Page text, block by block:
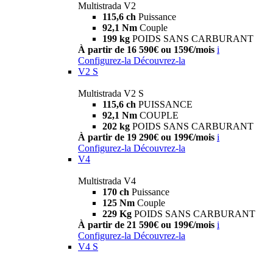
Multistrada V2
115,6 ch Puissance
92,1 Nm Couple
199 kg POIDS SANS CARBURANT
À partir de 16 590€ ou 159€/mois i
Configurez-la Découvrez-la
V2 S
Multistrada V2 S
115,6 ch PUISSANCE
92,1 Nm COUPLE
202 kg POIDS SANS CARBURANT
À partir de 19 290€ ou 199€/mois i
Configurez-la Découvrez-la
V4
Multistrada V4
170 ch Puissance
125 Nm Couple
229 Kg POIDS SANS CARBURANT
À partir de 21 590€ ou 199€/mois i
Configurez-la Découvrez-la
V4 S